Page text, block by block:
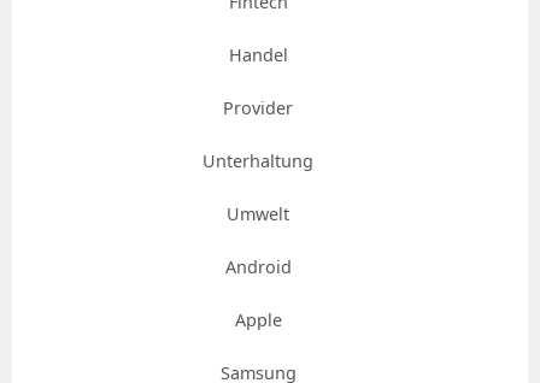
Handel
Provider
Unterhaltung
Umwelt
Android
Apple
Samsung